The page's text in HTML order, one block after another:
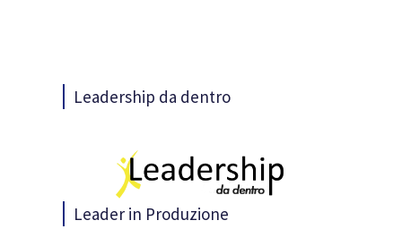
Leadership da dentro
Leader in Produzione